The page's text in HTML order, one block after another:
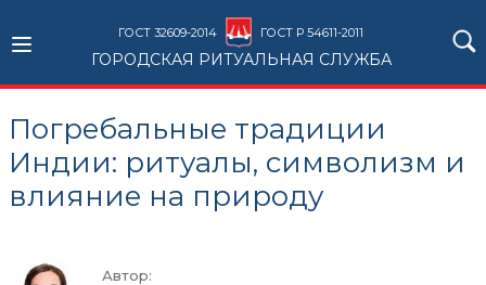
ГОСТ 32609-2014 ГОСТ Р 54611-2011
ГОРОДСКАЯ РИТУАЛЬНАЯ СЛУЖБА
Погребальные традиции
Индии: ритуалы, символизм и
влияние на природу
Автор: